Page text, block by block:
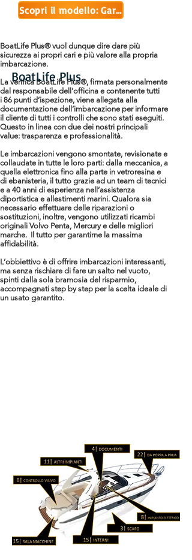
Scopri il modello: Gariplast 730 Open
BoatLife Plus® vuol dunque dire dare più
sicurezza ai propri cari e più valore alla propria
imbarcazione.
La verifica BoatLife Plus®, firmata personalmente
dal responsabile dell'officina e contenente tutti
i 86 punti d’ispezione, viene allegata alla
documentazione dell’imbarcazione per informare
il cliente di tutti i controlli che sono stati eseguiti.
Questo in linea con due dei nostri principali
value: trasparenza e professionalità.
Le imbarcazioni vengono smontate, revisionate e
collaudate in tutte le loro parti: dalla meccanica, a
quella elettronica fino alla parte in vetroresina e
di ebanisteria, il tutto grazie ad un team di tecnici
e a 40 anni di esperienza nell’assistenza
diportistica e allestimenti marini. Qualora sia
necessario effettuare delle riparazioni o
sostituzioni, inoltre, vengono utilizzati ricambi
originali Volvo Penta, Mercury e delle migliori
marche. Il tutto per garantirne la massima
affidabilità.
L’obbiettivo è di offrire imbarcazioni interessanti,
ma senza rischiare di fare un salto nel vuoto,
spinti dalla sola bramosia del risparmio,
accompagnati step by step per la scelta ideale di
un usato garantito.
BoatLife Plus